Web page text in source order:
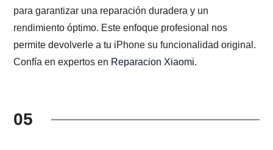
para garantizar una reparación duradera y un
rendimiento óptimo. Este enfoque profesional nos
permite devolverle a tu iPhone su funcionalidad original.
Confía en expertos en Reparacion Xiaomi.
05